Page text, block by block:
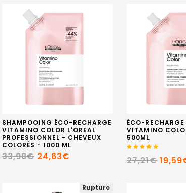
SHAMPOOING ÉCO-RECHARGE
VITAMINO COLOR L'OREAL
PROFESSIONNEL - CHEVEUX
COLORÉS - 1000 ML
33,98€ 24,63€
ÉCO-
VITAMINO
500ML
27,21€
Rupture